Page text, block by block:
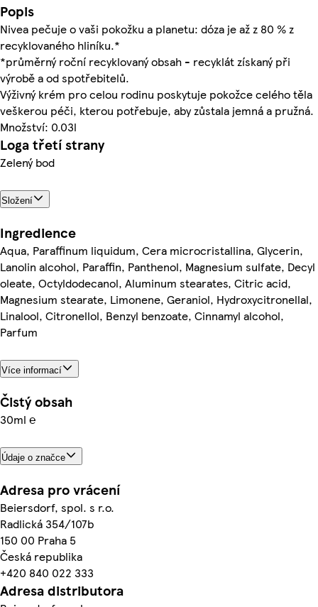
Popis
Nivea pečuje o vaši pokožku a planetu: dóza je až z 80 % z
recyklovaného hliníku.*
*průměrný roční recyklovaný obsah - recyklát získaný při
výrobě a od spotřebitelů.
Výživný krém pro celou rodinu poskytuje pokožce celého těla
veškerou péči, kterou potřebuje, aby zůstala jemná a pružná.
Množství: 0.03l
Loga třetí strany
Zelený bod
Složení
Ingredience
Aqua, Paraffinum liquidum, Cera microcristallina, Glycerin,
Lanolin alcohol, Paraffin, Panthenol, Magnesium sulfate, Decyl
oleate, Octyldodecanol, Aluminum stearates, Citric acid,
Magnesium stearate, Limonene, Geraniol, Hydroxycitronellal,
Linalool, Citronellol, Benzyl benzoate, Cinnamyl alcohol,
Parfum
Více informací
Čistý obsah
30ml ℮
Údaje o značce
Adresa pro vrácení
Beiersdorf, spol. s r.o.
Radlická 354/107b
150 00 Praha 5
Česká republika
+420 840 022 333
Adresa distributora